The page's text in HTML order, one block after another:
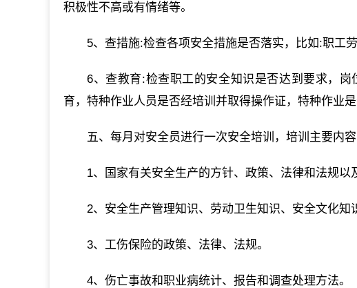
积极性不高或有情绪等。
5、查措施:检查各项安全措施是否落实，比如:职工
6、查教育:检查职工的安全知识是否达到要求，
育，特种作业人员是否经培训并取得操作证，特种作业是
五、每月对安全员进行一次安全培训，培训主要内
1、国家有关安全生产的方针、政策、法律和法规以
2、安全生产管理知识、劳动卫生知识、安全文化知
3、工伤保险的政策、法律、法规。
4、伤亡事故和职业病统计、报告和调查处理方法。